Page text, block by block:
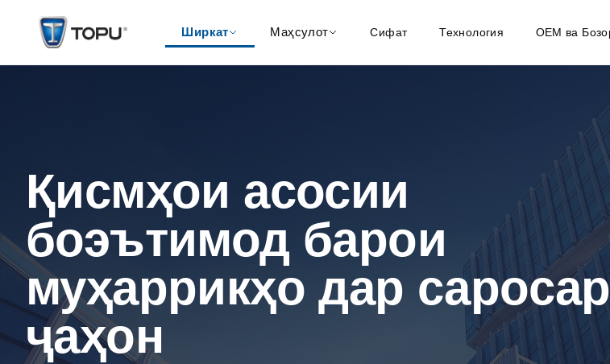
Ширкат Маҳсулот Сифат Технология OEM ва
Қисмҳои асосии
боэътимод барои
муҳаррикҳо дар
ҷаҳон